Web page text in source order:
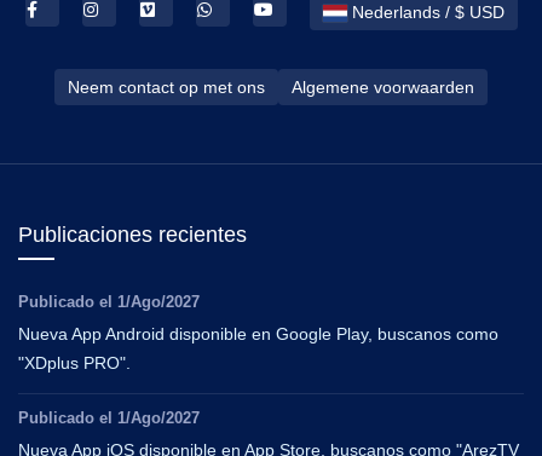
Nederlands / $ USD
Neem contact op met ons Algemene voorwaarden
Publicaciones recientes
Publicado el 1/Ago/2027
Nueva App Android disponible en Google Play, buscanos como
"XDplus PRO".
Publicado el 1/Ago/2027
Nueva App iOS disponible en App Store, buscanos como "ArezTV